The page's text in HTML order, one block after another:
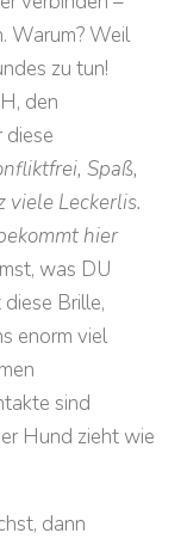
Warum? Weil
zu tun!
den
diese
Spaß,
viele Leckerlis.
hier
was DU
Brille,
enorm viel
sind
Hund zieht wie
dann